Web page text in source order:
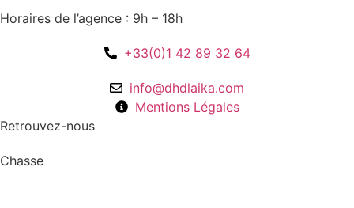
Horaires de l’agence : 9h – 18h
+33(0)1 42 89 32 64
info@dhdlaika.com
Mentions Légales
Retrouvez-nous
Chasse